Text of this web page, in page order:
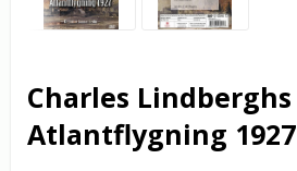
Charles Lindberghs
Atlantflygning 1927